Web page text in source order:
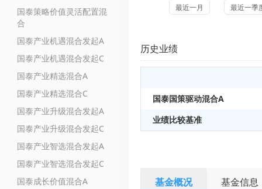
国泰策略价值灵活配置混
合
国泰产业机遇混合发起A
国泰产业机遇混合发起C
国泰产业精选混合A
国泰产业精选混合C
国泰产业升级混合发起A
国泰产业升级混合发起C
国泰产业智选混合发起A
国泰产业智选混合发起C
国泰成长价值混合A
最近一月 最近一季
历史业绩
国泰国策驱动混合A
业绩比较基准
基金概况 基金信息